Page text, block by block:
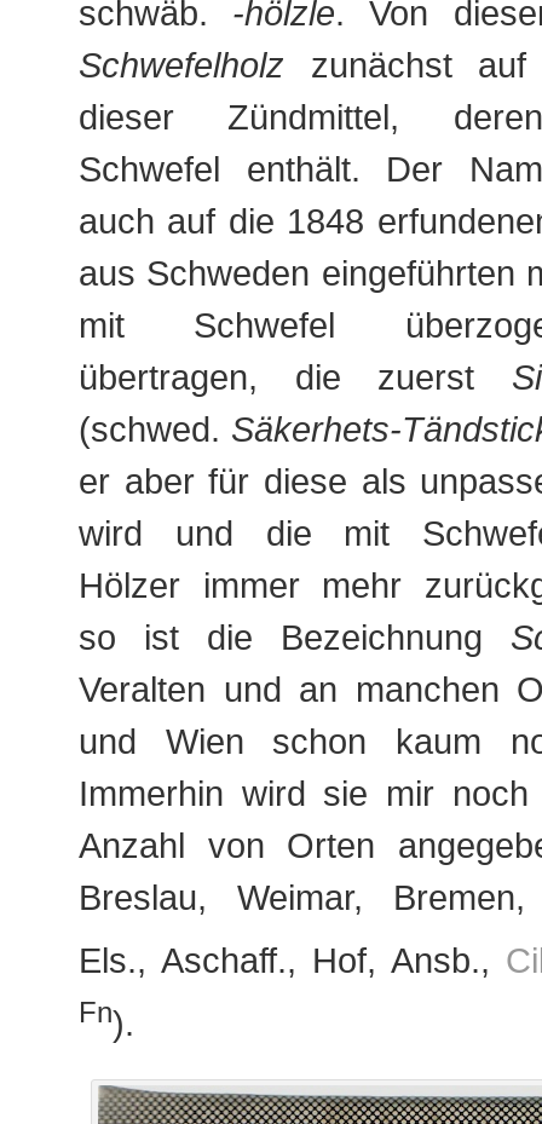
schwäb. -hölzle. Von
Schwefelholz zunächst
dieser Zündmittel,
Schwefel enthält. Der
auch auf die 1848
aus Schweden eingeführten
mit Schwefel
übertragen, die zuerst
(schwed. Säkerhets-
er aber für diese als
wird und die mit
Hölzer immer mehr
so ist die Bezeichnung
Veralten und an manchen
und Wien schon kaum
Immerhin wird sie mir
Anzahl von Orten
Breslau, Weimar,
Els., Aschaff., Hof, Ansb.,
Fn).